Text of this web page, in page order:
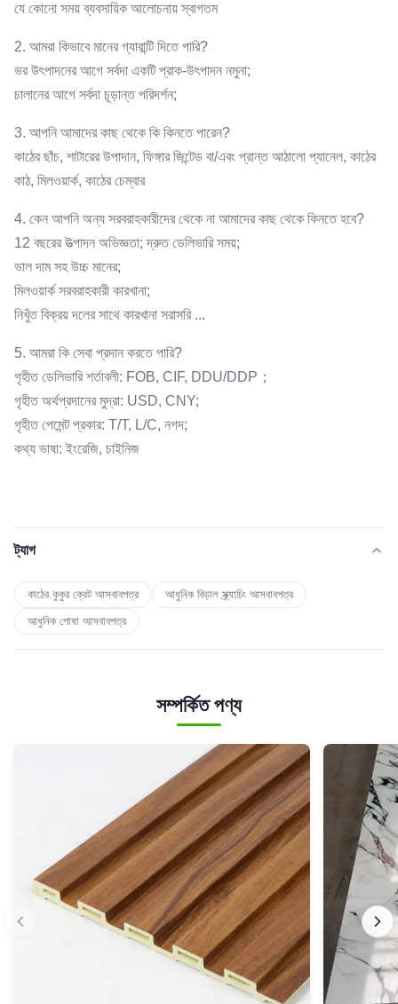
যে কোনো সময় ব্যবসায়িক আলোচনায় স্বাগতম
2. আমরা কিভাবে মানের গ্যারান্টি দিতে পারি?
ভর উৎপাদনের আগে সর্বদা একটি প্রাক-উৎপাদন নমুনা;
চালানের আগে সর্বদা চূড়ান্ত পরিদর্শন;
3. আপনি আমাদের কাছ থেকে কি কিনতে পারেন?
কাঠের ছাঁচ, শাটারের উপাদান, ফিঙ্গার জিন্টেড বা/এবং প্রান্ত আঠালো প্যানেল, কাঠের
কাঠ, মিলওয়ার্ক, কাঠের চেম্বার
4. কেন আপনি অন্য সরবরাহকারীদের থেকে না আমাদের কাছ থেকে কিনতে হবে?
12 বছরের উত্পাদন অভিজ্ঞতা; দ্রুত ডেলিভারি সময়;
ভাল দাম সহ উচ্চ মানের;
মিলওয়ার্ক সরবরাহকারী কারখানা;
নিখুঁত বিক্রয় দলের সাথে কারখানা সরাসরি ...
5. আমরা কি সেবা প্রদান করতে পারি?
গৃহীত ডেলিভারি শর্তাবলী: FOB, CIF, DDU/DDP；
গৃহীত অর্থপ্রদানের মুদ্রা: USD, CNY;
গৃহীত পেমেন্ট প্রকার: T/T, L/C, নগদ;
কথ্য ভাষা: ইংরেজি, চাইনিজ
ট্যাগ
কাঠের কুকুর ক্রেট আসবাবপত্র
আধুনিক বিড়াল স্ক্র্যাচিং আসবাবপত্র
আধুনিক পোষা আসবাবপত্র
সম্পর্কিত পণ্য